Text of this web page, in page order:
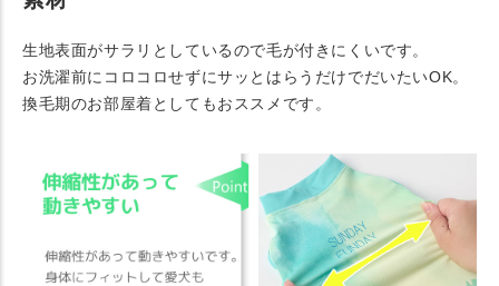
生地表面がサラリとしているので毛が付きにくいです。
お洗濯前にコロコロせずにサッとはらうだけでだいたいOK。
換毛期のお部屋着としてもおススメです。